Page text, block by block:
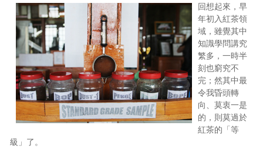
日記簿
餐桌週記
享樂隨手拍
照相簿
影音區
創意出版服務
回想起來，早
年初入紅茶領
域，雖覺其中
知識學問講究
繁多，一時半
刻也窮究不
完；然其中最
令我昏頭轉
向、莫衷一是
的，則莫過於
紅茶的「等
級」了。